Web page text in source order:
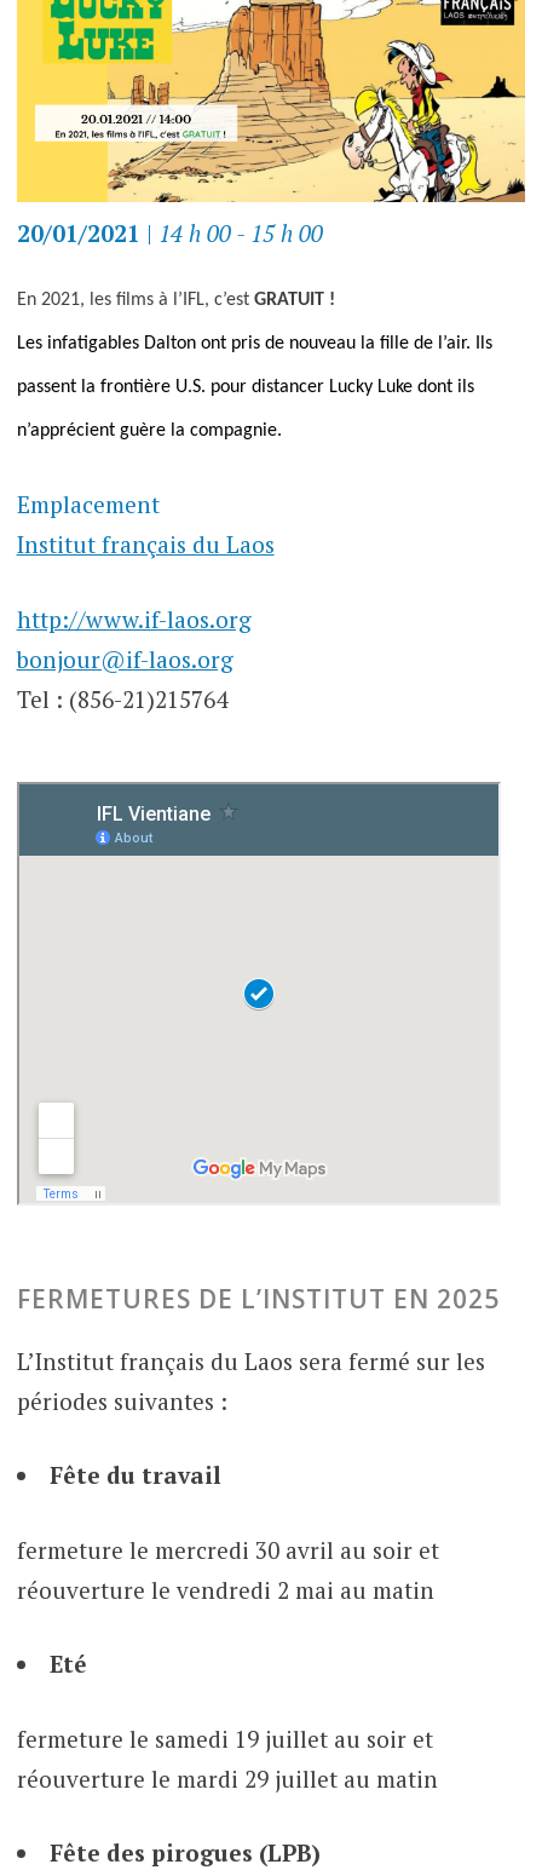
20/01/2021 | 14 h 00 - 15 h 00
En 2021, les films à l’IFL, c’est GRATUIT !
Les infatigablesDalton ont pris de nouveau la fille de l’air. Ils
passent la frontièreU.S. pour distancer Lucky Luke dont ils
n’apprécient guèrela compagnie.
Emplacement
Institut français du Laos
http://www.if-laos.org
bonjour@if-laos.org
Tel : (856-21)215764
FERMETURES DE L’INSTITUT EN 2025
L’Institut français du Laos sera fermé sur les
périodes suivantes :
Fête du travail
fermeture le mercredi 30 avril au soir et
réouverture le vendredi 2 mai au matin
Eté
fermeture le samedi 19 juillet au soir et
réouverture le mardi 29 juillet au matin
Fête des pirogues (LPB)